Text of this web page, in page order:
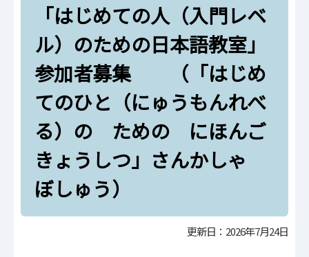
日本語教室・日本語学習教材
「はじめての人（入門レベル）のための日本語
教室」参加者募集 （「はじめてのひと（に
ゅうもんれべる）の ための にほんごきょう
しつ」さんかしゃ ぼしゅう）
「はじめての人（入門レベ
ル）のための日本語教室」
参加者募集 （「はじめ
てのひと（にゅうもんれべ
る）の ための にほんご
きょうしつ」さんかしゃ
ぼしゅう）
更新日：2026年7月24日